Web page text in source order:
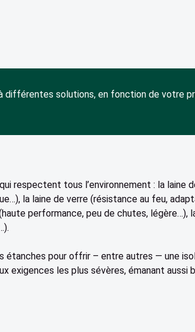
différentes solutions, en fonction de votre
respectent tous l’environnement : la laine
la laine de verre (résistance au feu,
performance, peu de chutes, légère…),
étanches pour offrir – entre autres — une
exigences les plus sévères, émanant aussi